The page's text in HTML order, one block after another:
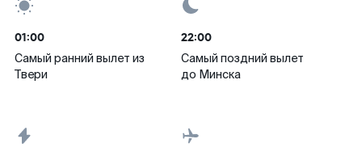
01:00
Самый ранний вылет из
Твери
22:00
Самый поздний вылет
до Минска